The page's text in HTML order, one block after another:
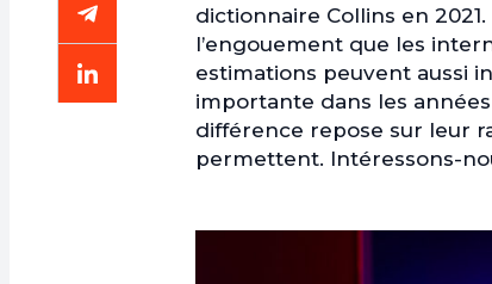
dictionnaire Collins en
l’engouement que les
estimations peuvent aussi
importante dans les
différence repose sur leur
permettent. Intéressons-